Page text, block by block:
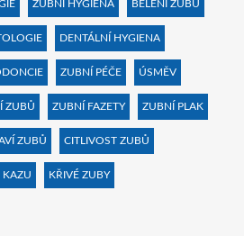
ZUBNÍ HYGIENA BĚLENÍ ZUBŮ
DENTÁLNÍ HYGIENA
ZUBNÍ PÉČE ÚSMĚV
ZUBŮ ZUBNÍ FAZETY ZUBNÍ PLAK
ZUBŮ CITLIVOST ZUBŮ
KAZU KŘIVÉ ZUBY